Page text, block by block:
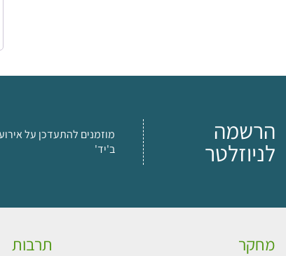
הרשמה
לניוזלטר
מוזמנים להתעדכן על
ב'יד'
מחקר תרבות